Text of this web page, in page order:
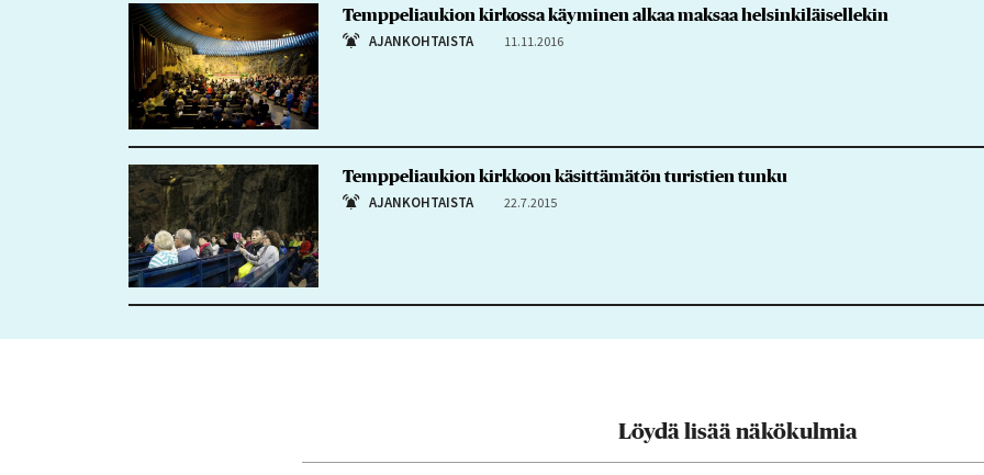
Temppeliaukion kirkossa käyminen alkaa maksaa helsinkiläisellekin
AJANKOHTAISTA 11.11.2016
Temppeliaukion kirkkoon käsittämätön turistien tunku
AJANKOHTAISTA 22.7.2015
Löydä lisää näkökulmia